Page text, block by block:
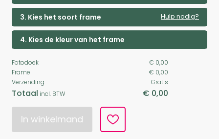
3. Kies het soort frame Hulp nodig?
4. Kies de kleur van het frame
Fotodoek
€ 0,00
Frame
€ 0,00
Verzending
Gratis
Totaal incl. BTW € 0,00
In winkelmand